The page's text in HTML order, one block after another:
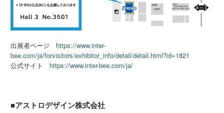
出展者ページ https://www.inter-
bee.com/ja/forvisitors/exhibitor_info/detail/detail.html?id=1821
公式サイト https://www.inter-bee.com/ja/
■アストロデザイン株式会社